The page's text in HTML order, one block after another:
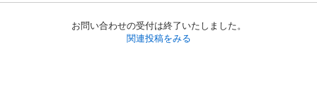
お問い合わせの受付は終了いたしました。
関連投稿をみる